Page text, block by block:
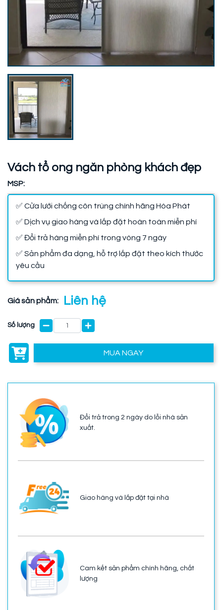
Vách tổ ong ngăn phòng khách đẹp
MSP:
✅ Cửa lưới chống côn trùng chính hãng Hòa Phát
✅ Dịch vụ giao hàng và lắp đặt hoàn toàn miễn phí
✅ Đổi trả hàng miễn phí trong vòng 7 ngày
✅ Sản phẩm đa dạng, hỗ trợ lắp đặt theo kích thước
yêu cầu
Giá sản phẩm: Liên hệ
Số lượng
MUA NGAY
Đổi trả trong 2 ngày do lỗi nhà sản
xuất.
Giao hàng và lắp đặt tại nhà
Cam kết sản phẩm chính hãng, chất
lượng